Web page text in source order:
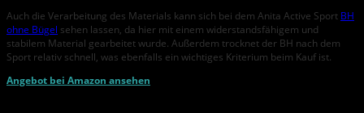
Auch die Verarbeitung des Materials kann sich bei dem Anita Active Sport BH
ohne Bügel sehen lassen, da hier mit einem widerstandsfähigem und
stabilem Material gearbeitet wurde. Außerdem trocknet der BH nach dem
Sport relativ schnell, was ebenfalls ein wichtiges Kriterium beim Kauf ist.
Angebot bei Amazon ansehen